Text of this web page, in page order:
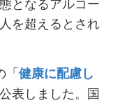
を超えるとされ
「健康に配慮し
表しました。国